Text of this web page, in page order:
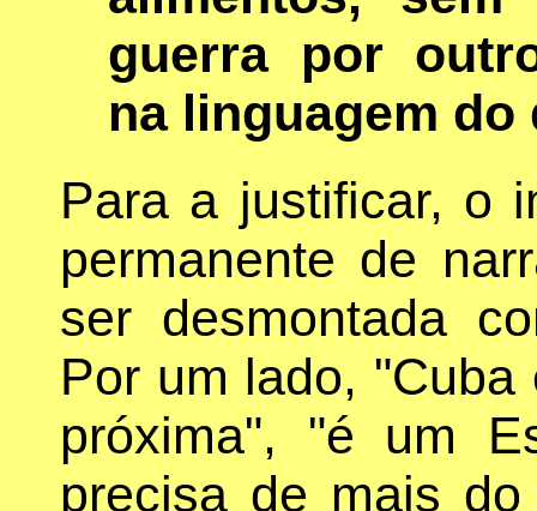
guerra por
na linguagem do
Para a justificar, o
permanente de
ser desmontada
Por um lado,
próxima", "é um
precisa de mais